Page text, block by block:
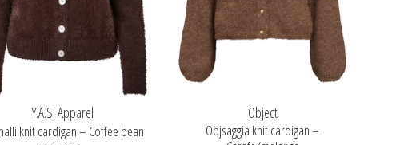
Y.A.S. Apparel
knit cardigan – Coffee bean
Object
Objsaggia knit cardigan –